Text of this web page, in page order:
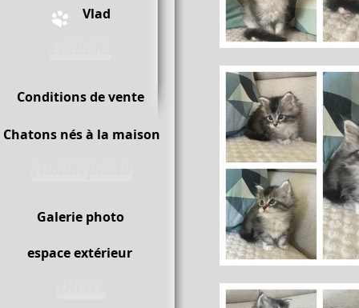
Vlad
Conditions de vente
Chatons nés à la maison
Galerie photo
espace extérieur